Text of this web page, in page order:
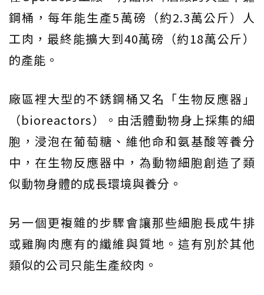
鋼桶，每年能生產5萬磅（約2.3萬公斤）人
工肉，最終能擴大到40萬磅（約18萬公斤）
的產能。
廠區裡大型的不銹鋼桶又名「生物反應器」
（bioreactors）。由活體動物身上採集的細
胞，浸泡在葡萄糖、維他命和氨基酸等養分
中，在生物反應器中，為動物細胞創造了類
似動物身體的成長環境與養分。
另一個更複雜的步驟會讓那些細胞長成牛排
或雞胸肉應有的纖維與質地。這有別於其他
類似的公司只能生產絞肉。